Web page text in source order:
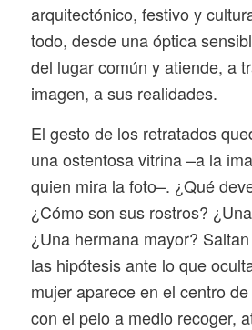
arquitectónico, festivo y
todo, desde una óptica
del lugar común y atiende, a
imagen, a sus realidades.
El gesto de los retratados
una ostentosa vitrina –a la
quien mira la foto–. ¿Qué
¿Cómo son sus rostros?
¿Una hermana mayor?
las hipótesis ante lo que
mujer aparece en el centro
con el pelo a medio recoger,